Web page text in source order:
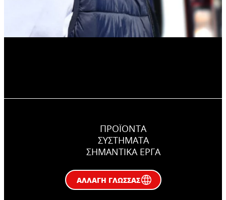
ΠΡΟΪΟΝΤΑ
ΣΥΣΤΉΜΑΤΑ
ΣΗΜΑΝΤΙΚΆ ΕΡΓΑ
ΑΛΛΑΓΉ ΓΛΏΣΣΑΣ